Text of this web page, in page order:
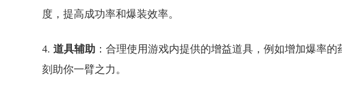
度，提高成功率和爆装效率。
4. 道具辅助 ：合理使用游戏内提供的增益道具，例如增加爆率
刻助你一臂之力。